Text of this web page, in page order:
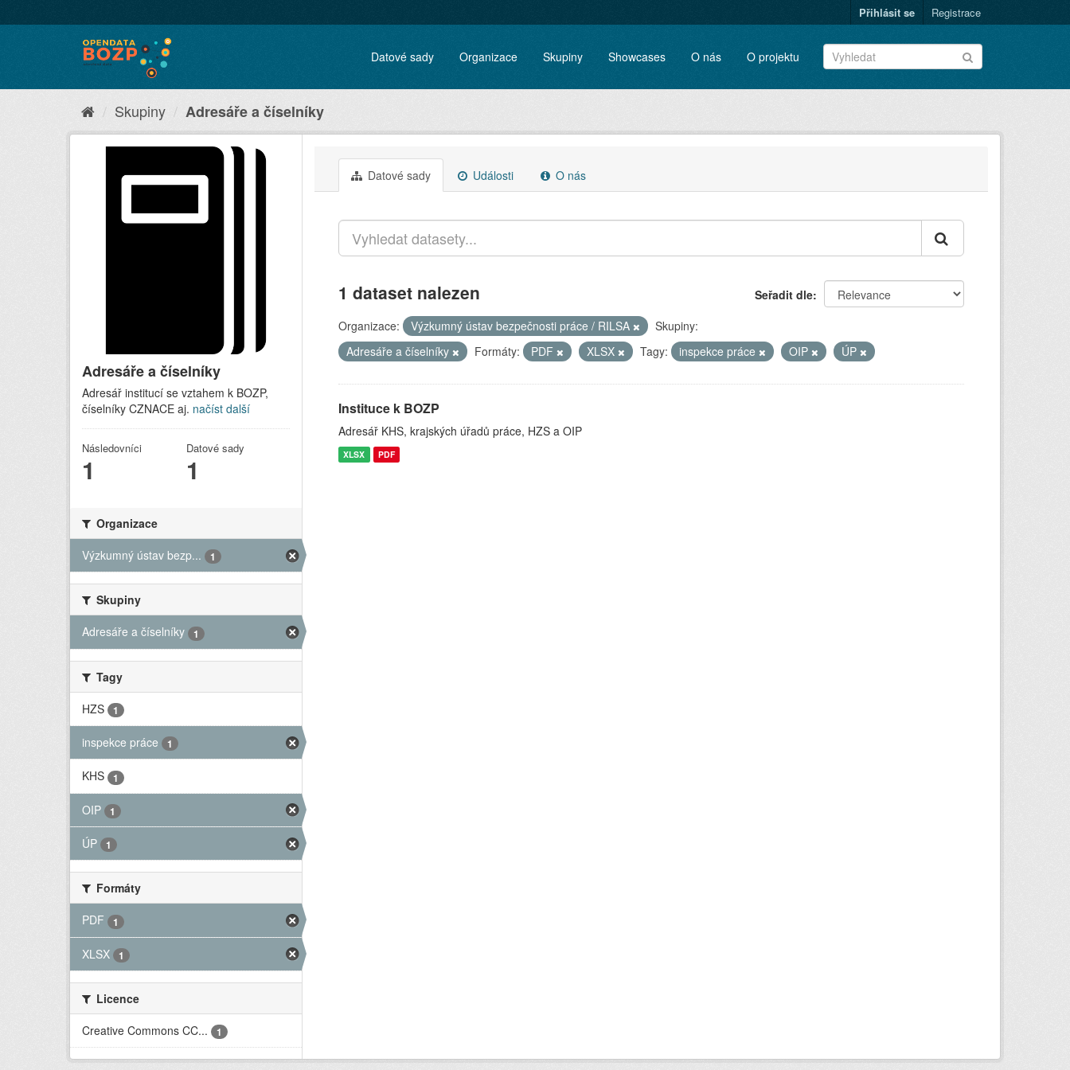
Přihlásit se Registrace
Datové sady Organizace Skupiny Showcases O nás O projektu
Skupiny Adresáře a číselníky
Adresáře a číselníky
Adresář institucí se vztahem k BOZP,
číselníky CZNACE aj. načíst další
Následovníci
1
Datové sady
1
Organizace
Výzkumný ústav bezp...
1
Skupiny
Adresáře a číselníky
1
Tagy
HZS
1
inspekce práce 1
KHS 1
OIP 1
ÚP 1
Formáty
PDF
1
XLSX 1
Licence
Creative Commons CC...
1
Datové sady Události O nás
Seřadit dle
1 dataset nalezen
Organizace: Výzkumný ústav bezpečnosti práce / RILSA
Skupiny:
Adresáře a číselníky
Formáty: PDF XLSX Tagy: inspekce práce OIP ÚP
Instituce k BOZP
Adresář KHS, krajských úřadů práce, HZS a OIP
XLSX PDF